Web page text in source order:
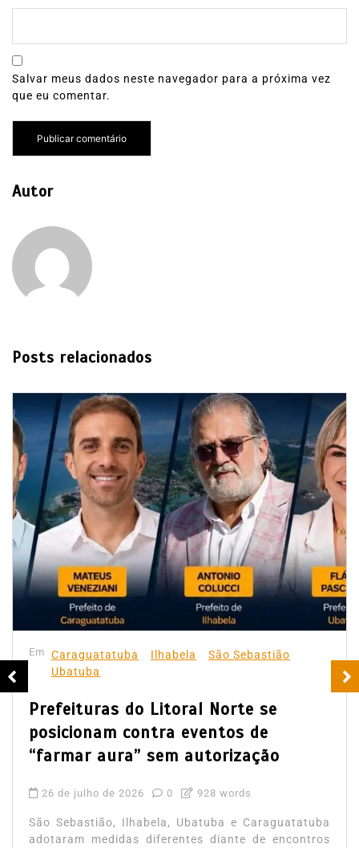
Salvar meus dados neste navegador para a próxima vez
que eu comentar.
Autor
Posts relacionados
Em Caraguatatuba Ilhabela
São Sebastião
Ubatuba
Prefeituras do Litoral Norte se
posicionam contra eventos de
“farmar aura” sem autorização
26 de julho de 2026 0 928 words
São Sebastião, Ilhabela, Ubatuba e Caraguatatuba
adotaram medidas diferentes diante de encontros